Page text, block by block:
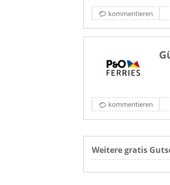
kommentieren
kommentieren
Weitere gratis